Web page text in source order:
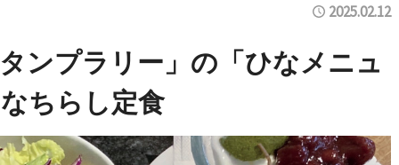
2025.02.12
ンプラリー」の「ひなメニュ
ちらし定食